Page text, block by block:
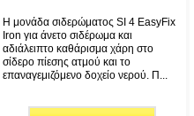
Η μονάδα σιδερώματος SI 4 EasyFix
Iron για άνετο σιδέρωμα και
αδιάλειπτο καθάρισμα χάρη στο
σίδερο πίεσης ατμού και τo
επαναγεμιζόμενο δοχείο νερού. Π...